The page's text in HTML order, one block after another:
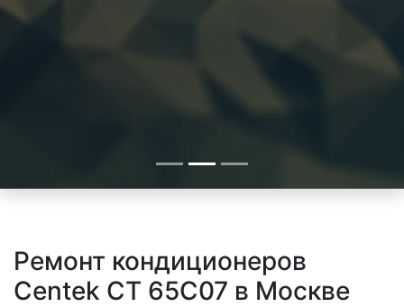
Ремонт кондиционеров
Centek CT 65C07 в Москве